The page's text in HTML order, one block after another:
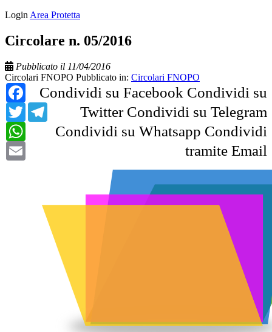
Login Area Protetta
Circolare n. 05/2016
Pubblicato il 11/04/2016
Circolari FNOPO Pubblicato in: Circolari FNOPO
Condividi su Facebook
Facebook
Condividi su
Twitter
Twitter Condividi su Telegram
Telegram
Condividi su Whatsapp
WhatsApp
Condividi
tramite Email